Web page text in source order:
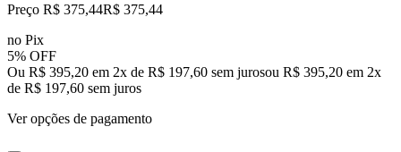
Preço R$ 375,44R$ 375,44
no Pix
5% OFF
Ou R$ 395,20 em 2x de R$ 197,60 sem jurosou R$ 395,20 em 2x
de R$ 197,60 sem juros
Ver opções de pagamento